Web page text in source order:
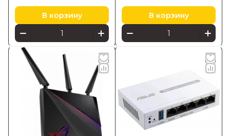
В корзину В корзину